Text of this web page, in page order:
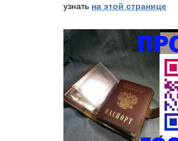
узнать на этой странице